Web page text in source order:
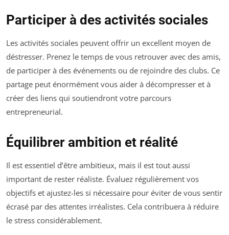
Participer à des activités sociales
Les activités sociales peuvent offrir un excellent moyen de
déstresser. Prenez le temps de vous retrouver avec des amis,
de participer à des événements ou de rejoindre des clubs. Ce
partage peut énormément vous aider à décompresser et à
créer des liens qui soutiendront votre parcours
entrepreneurial.
Équilibrer ambition et réalité
Il est essentiel d’être ambitieux, mais il est tout aussi
important de rester réaliste. Évaluez régulièrement vos
objectifs et ajustez-les si nécessaire pour éviter de vous sentir
écrasé par des attentes irréalistes. Cela contribuera à réduire
le stress considérablement.